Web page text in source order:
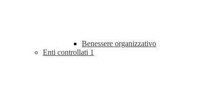
Benessere organizzativo
Enti controllati 1